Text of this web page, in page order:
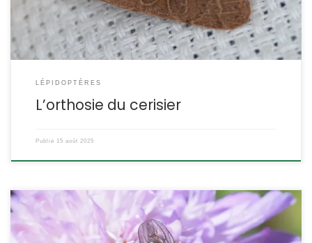
LÉPIDOPTÈRES
L’orthosie du cerisier
Publié 15 août 2025